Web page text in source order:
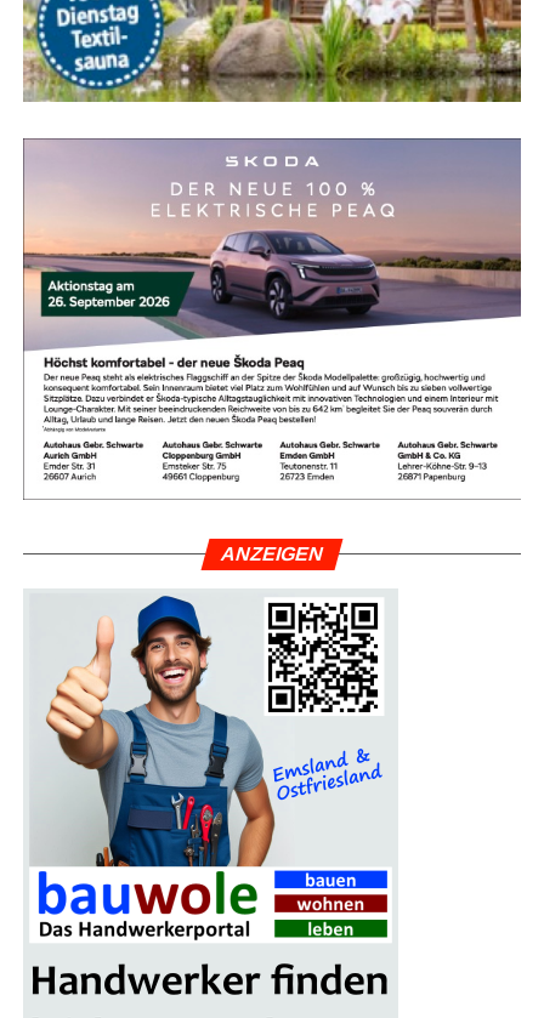
Früh­lings-Wal­king im Julia­nen­
park: Bewe­gung, Wald­luft &
Geselligkeit
Genie­ßen Sie den Früh­ling in Leer aktiv! Jeden Mitt­woch
um 14 Uhr lädt die Nor­dic-Wal­king-Grup­pe im Julia­nen­
park zum gemein­sa­men Lau­fen und Klö­nen ein. Hier ste­
hen sport­li­ches Mit­ein­an­der und locke­re Gesel­lig­keit im
Fokus – auch abseits der Stre­cke. Egal ob Anfän­ger oder
Fort­ge­schrit­te­ne, mit oder ohne Stö­cke: Die Teil­nah­me
unter der Lei­tung von Heil­prak­ti­ke­rin Astrid Frey ist kos­
ten­frei und unver­bind­lich. Treff­punkt ist der Park­platz bei
Bur­ger King. Atmen Sie tief durch und bewe­gen Sie sich
ANZEI­GEN